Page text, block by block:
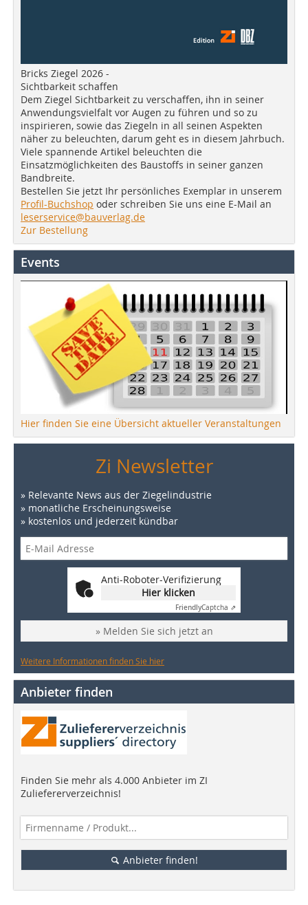
Bricks Ziegel 2026 -
Sichtbarkeit schaffen
Dem Ziegel Sichtbarkeit zu verschaffen, ihn in seiner
Anwendungsvielfalt vor Augen zu führen und so zu
inspirieren, sowie das Ziegeln in all seinen Aspekten
näher zu beleuchten, darum geht es in diesem Jahrbuch.
Viele spannende Artikel beleuchten die
Einsatzmöglichkeiten des Baustoffs in seiner ganzen
Bandbreite.
Bestellen Sie jetzt Ihr persönliches Exemplar in unserem
Profil-Buchshop oder schreiben Sie uns eine E-Mail an
leserservice@bauverlag.de
Zur Bestellung
Events
Hier finden Sie eine Übersicht aktueller Veranstaltungen
Zi Newsletter
» Relevante News aus der Ziegelindustrie
» monatliche Erscheinungsweise
» kostenlos und jederzeit kündbar
Anti-Roboter-Verifizierung
Hier klicken
FriendlyCaptcha ⇗
» Melden Sie sich jetzt an
Weitere Informationen finden Sie hier
Anbieter finden
Finden Sie mehr als 4.000 Anbieter im ZI
Zuliefererverzeichnis!
Anbieter finden!